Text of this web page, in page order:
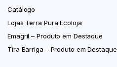
Catálogo
Lojas Terra Pura Ecoloja
Emagril – Produto em Destaque
Tira Barriga – Produto em Destaque